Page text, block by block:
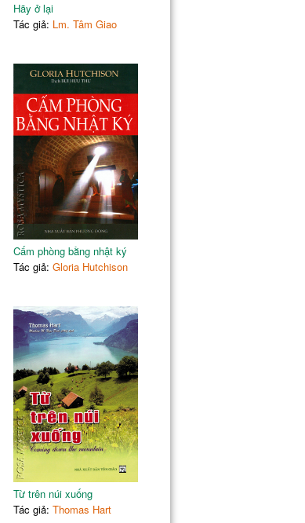
Hãy ở lại
Tác giả: Lm. Tâm Giao
Cấm phòng bằng nhật ký
Tác giả: Gloria Hutchison
Từ trên núi xuống
Tác giả: Thomas Hart